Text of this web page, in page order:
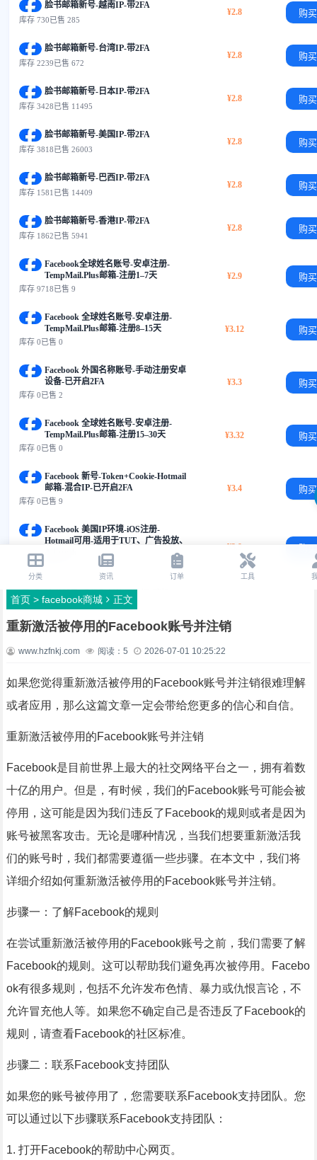
首页> facebook商城 正文
重新激活被停用的Facebook账号并注销
www.hzfnkj.com 阅读： 5 2026-07-01 10:25:22
如果您觉得重新激活被停用的Facebook账号并注销很难理解
或者应用，那么这篇文章一定会带给您更多的信心和自信。
重新激活被停用的Facebook账号并注销
Facebook是目前世界上最大的社交网络平台之一，拥有着数
十亿的用户。但是，有时候，我们的Facebook账号可能会被
停用，这可能是因为我们违反了Facebook的规则或者是因为
账号被黑客攻击。无论是哪种情况，当我们想要重新激活我
们的账号时，我们都需要遵循一些步骤。在本文中，我们将
详细介绍如何重新激活被停用的Facebook账号并注销。
步骤一：了解Facebook的规则
在尝试重新激活被停用的Facebook账号之前，我们需要了解
Facebook的规则。这可以帮助我们避免再次被停用。Facebo
ok有很多规则，包括不允许发布色情、暴力或仇恨言论，不
允许冒充他人等。如果您不确定自己是否违反了Facebook的
规则，请查看Facebook的社区标准。
步骤二：联系Facebook支持团队
如果您的账号被停用了，您需要联系Facebook支持团队。您
可以通过以下步骤联系Facebook支持团队：
1. 打开Facebook的帮助中心网页。